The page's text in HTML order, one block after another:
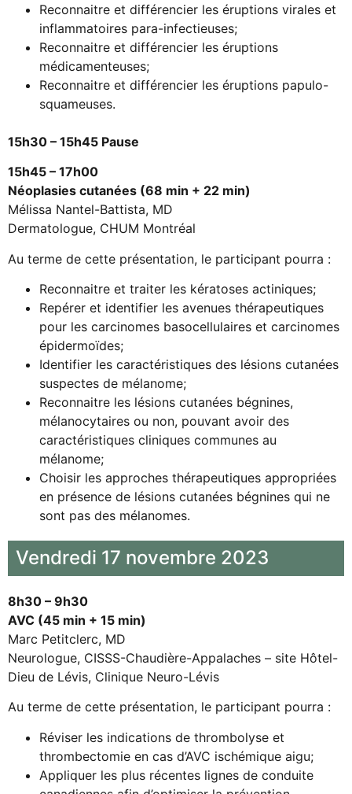
Reconnaitre et différencier les éruptions virales et
inflammatoires para-infectieuses;
Reconnaitre et différencier les éruptions
médicamenteuses;
Reconnaitre et différencier les éruptions papulo-
squameuses.
15h30 – 15h45 Pause
15h45 – 17h00
Néoplasies cutanées (68 min + 22 min)
Mélissa Nantel-Battista, MD
Dermatologue, CHUM Montréal
Au terme de cette présentation, le participant pourra :
Reconnaitre et traiter les kératoses actiniques;
Repérer et identifier les avenues thérapeutiques
pour les carcinomes basocellulaires et carcinomes
épidermoïdes;
Identifier les caractéristiques des lésions cutanées
suspectes de mélanome;
Reconnaitre les lésions cutanées bégnines,
mélanocytaires ou non, pouvant avoir des
caractéristiques cliniques communes au
mélanome;
Choisir les approches thérapeutiques appropriées
en présence de lésions cutanées bégnines qui ne
sont pas des mélanomes.
Vendredi 17 novembre 2023
8h30 – 9h30
AVC (45 min + 15 min)
Marc Petitclerc, MD
Neurologue, CISSS-Chaudière-Appalaches – site Hôtel-
Dieu de Lévis, Clinique Neuro-Lévis
Au terme de cette présentation, le participant pourra :
Réviser les indications de thrombolyse et
thrombectomie en cas d’AVC ischémique aigu;
Appliquer les plus récentes lignes de conduite